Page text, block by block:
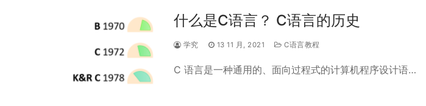
什么是C语言？ C语言的历史
学究 13 11 月, 2021 C语言教程
C 语言是一种通用的、面向过程式的计算机程序设计语…